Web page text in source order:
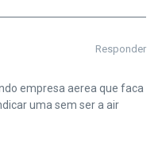
Responder
empresa aerea que faca
uma sem ser a air